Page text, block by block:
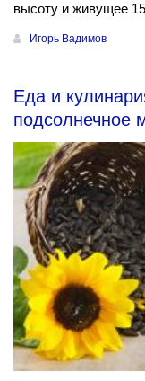
высоту и живущее
Игорь Вадимов
Еда и
подсолнечное